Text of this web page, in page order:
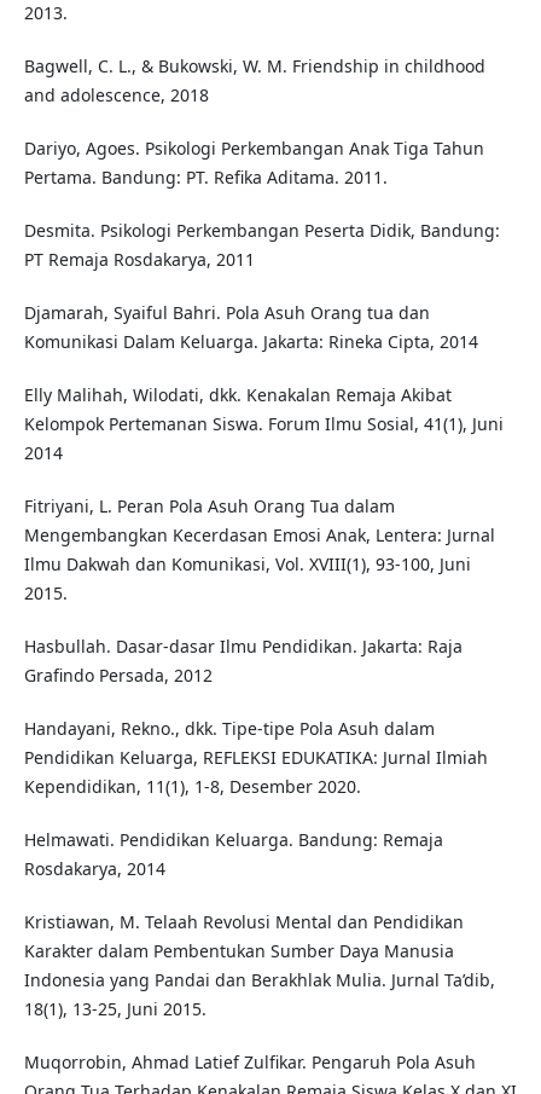
2013.
Bagwell, C. L., & Bukowski, W. M. Friendship in childhood
and adolescence, 2018
Dariyo, Agoes. Psikologi Perkembangan Anak Tiga Tahun
Pertama. Bandung: PT. Refika Aditama. 2011.
Desmita. Psikologi Perkembangan Peserta Didik, Bandung:
PT Remaja Rosdakarya, 2011
Djamarah, Syaiful Bahri. Pola Asuh Orang tua dan
Komunikasi Dalam Keluarga. Jakarta: Rineka Cipta, 2014
Elly Malihah, Wilodati, dkk. Kenakalan Remaja Akibat
Kelompok Pertemanan Siswa. Forum Ilmu Sosial, 41(1), Juni
2014
Fitriyani, L. Peran Pola Asuh Orang Tua dalam
Mengembangkan Kecerdasan Emosi Anak, Lentera: Jurnal
Ilmu Dakwah dan Komunikasi, Vol. XVIII(1), 93-100, Juni
2015.
Hasbullah. Dasar-dasar Ilmu Pendidikan. Jakarta: Raja
Grafindo Persada, 2012
Handayani, Rekno., dkk. Tipe-tipe Pola Asuh dalam
Pendidikan Keluarga, REFLEKSI EDUKATIKA: Jurnal Ilmiah
Kependidikan, 11(1), 1-8, Desember 2020.
Helmawati. Pendidikan Keluarga. Bandung: Remaja
Rosdakarya, 2014
Kristiawan, M. Telaah Revolusi Mental dan Pendidikan
Karakter dalam Pembentukan Sumber Daya Manusia
Indonesia yang Pandai dan Berakhlak Mulia. Jurnal Ta’dib,
18(1), 13-25, Juni 2015.
Muqorrobin, Ahmad Latief Zulfikar. Pengaruh Pola Asuh